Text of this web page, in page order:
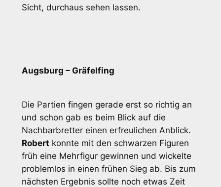
Sicht, durchaus sehen lassen.
Augsburg – Gräfelfing
Die Partien fingen gerade erst so richtig an
und schon gab es beim Blick auf die
Nachbarbretter einen erfreulichen Anblick.
Robert konnte mit den schwarzen Figuren
früh eine Mehrfigur gewinnen und wickelte
problemlos in einen frühen Sieg ab. Bis zum
nächsten Ergebnis sollte noch etwas Zeit